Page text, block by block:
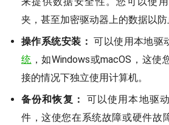
夹，甚至加密驱动器上的数据以防
操作系统安装： 可以使用本地驱
统 ，如Windows或macOS，这
接的情况下独立使用计算机。
备份和恢复：
可以使用本地驱
件，这使您在系统故障或硬件故